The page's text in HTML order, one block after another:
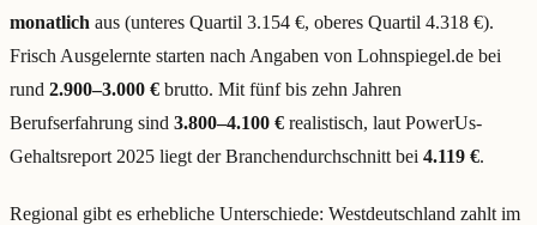
monatlich aus (unteres Quartil 3.154 €, oberes Quartil 4.318 €).
Frisch Ausgelernte starten nach Angaben von Lohnspiegel.de bei
rund 2.900–3.000 € brutto. Mit fünf bis zehn Jahren
Berufserfahrung sind 3.800–4.100 € realistisch, laut PowerUs-
Gehaltsreport 2025 liegt der Branchendurchschnitt bei 4.119 €.
Regional gibt es erhebliche Unterschiede: Westdeutschland zahlt im